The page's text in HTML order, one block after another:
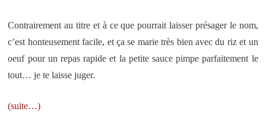
Contrairement au titre et à ce que pourrait laisser présager le nom,
c’est honteusement facile, et ça se marie très bien avec du riz et un
oeuf pour un repas rapide et la petite sauce pimpe parfaitement le
tout… je te laisse juger.
(suite…)